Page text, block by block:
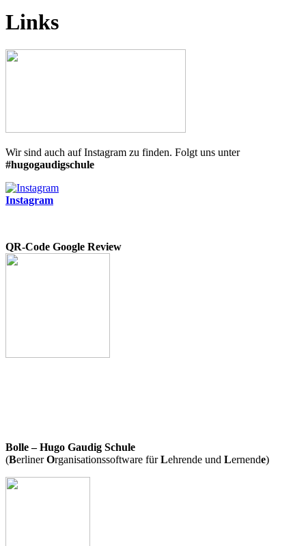
Links
Wir sind auch auf Instagram zu finden. Folgt uns unter
#hugogaudigschule
Instagram
QR-Code Google Review
Bolle – Hugo Gaudig Schule
(BerlinerOrganisationssoftware fürLehrende und Lernende)